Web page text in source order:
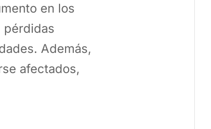
en los
pérdidas
Además,
afectados,